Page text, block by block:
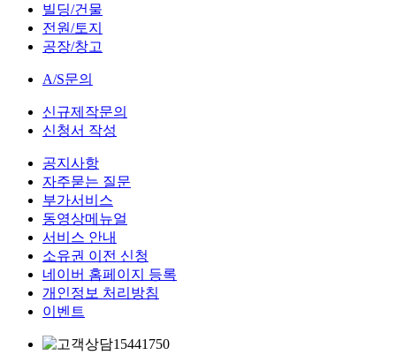
빌딩/건물
전원/토지
공장/창고
A/S문의
신규제작문의
신청서 작성
공지사항
자주묻는 질문
부가서비스
동영상메뉴얼
서비스 안내
소유권 이전 신청
네이버 홈페이지 등록
개인정보 처리방침
이벤트